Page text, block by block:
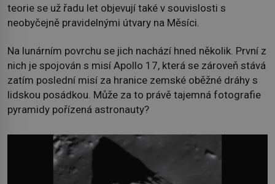
teorie se už řadu let objevují také v souvislosti s
neobyčejně pravidelnými útvary na Měsíci.
Na lunárním povrchu se jich nachází hned několik. První z
nich je spojován s misí Apollo 17, která se zároveň stává
zatím poslední misí za hranice zemské oběžné dráhy s
lidskou posádkou. Může za to právě tajemná fotografie
pyramidy pořízená astronauty?